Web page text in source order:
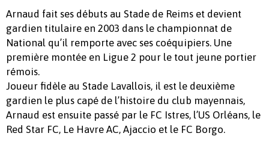
Arnaud fait ses débuts au Stade de Reims et devient
gardien titulaire en 2003 dans le championnat de
National qu’il remporte avec ses coéquipiers. Une
première montée en Ligue 2 pour le tout jeune portier
rémois.
Joueur fidèle au Stade Lavallois, il est le deuxième
gardien le plus capé de l’histoire du club mayennais,
Arnaud est ensuite passé par le FC Istres, l’US Orléans, le
Red Star FC, Le Havre AC, Ajaccio et le FC Borgo.